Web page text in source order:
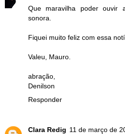
Que maravilha poder ouvir
sonora.
Fiquei muito feliz com essa
Valeu, Mauro.
abração,
Denilson
Responder
Clara Redig 11 de março de